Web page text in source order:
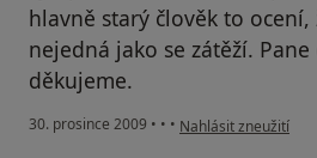
hlavně starý člověk to ocení,
nejedná jako se zátěží.
děkujeme.
30. prosince 2009 • • • podle názoru
Nahlásit zneužití